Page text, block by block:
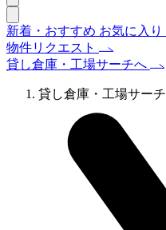
新着・おすすめ お気に入り
物件リクエスト
貸し倉庫・工場サーチへ
貸し倉庫・工場サーチ